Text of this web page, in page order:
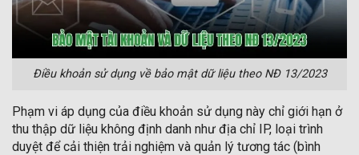
Điều khoản sử dụng về bảo mật dữ liệu theo NĐ 13/2023
Phạm vi áp dụng của điều khoản sử dụng này chỉ giới hạn ở
thu thập dữ liệu không định danh như địa chỉ IP, loại trình
duyệt để cải thiện trải nghiệm và quản lý tương tác (bình